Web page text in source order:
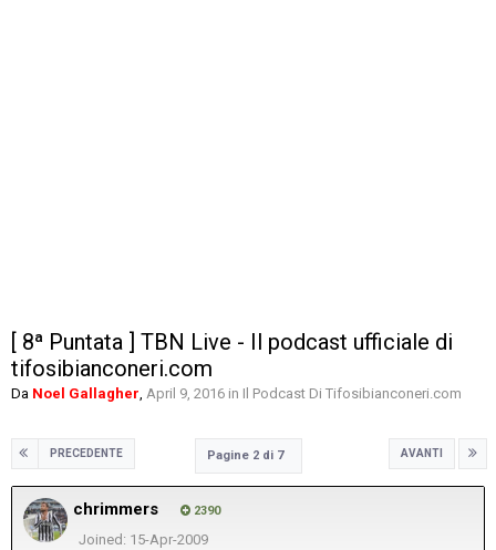
[ 8ª Puntata ] TBN Live - Il podcast ufficiale di
tifosibianconeri.com
Da Noel Gallagher, April 9, 2016 in Il Podcast Di Tifosibianconeri.com
PRECEDENTE AVANTI
Pagine 2 di 7
chrimmers 2390
Joined: 15-Apr-2009